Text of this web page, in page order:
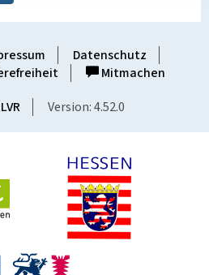
Datenschutz
Mitmachen
LVR Version: 4.52.0